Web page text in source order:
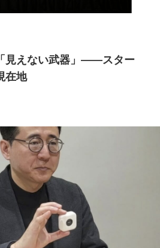
見えない武器」――スター
在地